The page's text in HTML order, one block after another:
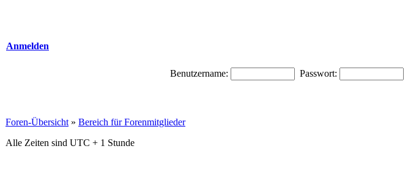
Anmelden
Benutzername: Passwort:
Foren-Übersicht » Bereich für Forenmitglieder
Alle Zeiten sind UTC + 1 Stunde